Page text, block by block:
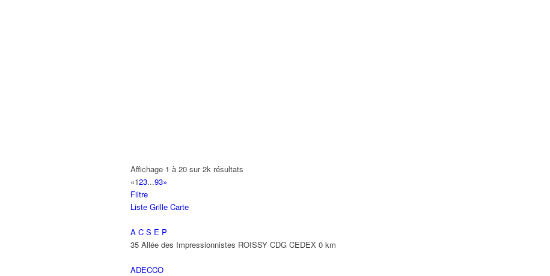
ABBAOUI TOUFIK
10 Allée Georges Gershwin 93420 VILLEPINTE
ABBES SARAH
Affichage 1 à 20 sur 2k résultats
«123...93»
Filtre
Liste Grille Carte
A C S E P
35 Allée des Impressionnistes ROISSY CDG CEDEX 0 km
ADECCO